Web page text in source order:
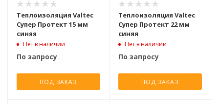
Теплоизоляция Valtec
Супер Протект 15 мм
синяя
Нет в наличии
По запросу
ПОД ЗАКАЗ
Теплоизоляция Valtec
Супер Протект 22 мм
синяя
Нет в наличии
По запросу
ПОД ЗАКАЗ